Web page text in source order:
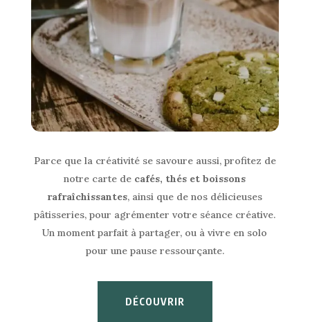
Parce que la créativité se savoure aussi, profitez de
notre carte de cafés, thés et boissons
rafraîchissantes, ainsi que de nos délicieuses
pâtisseries, pour agrémenter votre séance créative.
Un moment parfait à partager, ou à vivre en solo
pour une pause ressourçante.
DÉCOUVRIR